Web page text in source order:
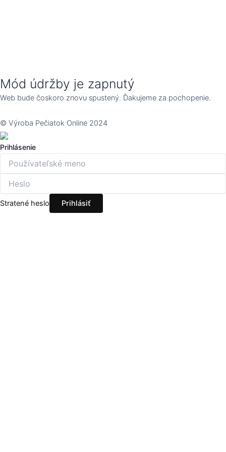
Mód údržby je zapnutý
Web bude čoskoro znovu spustený. Ďakujeme za pochopenie.
© Výroba Pečiatok Online 2024
Prihlásenie
Stratené heslo